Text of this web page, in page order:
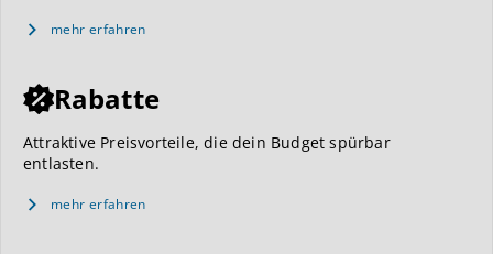
mehr erfahren
Rabatte
Attraktive Preisvorteile, die dein Budget spürbar
entlasten.
mehr erfahren